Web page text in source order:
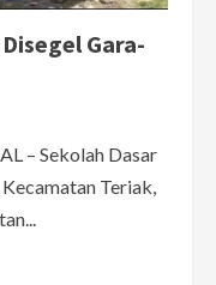
Gara-
– Sekolah Dasar
Teriak,